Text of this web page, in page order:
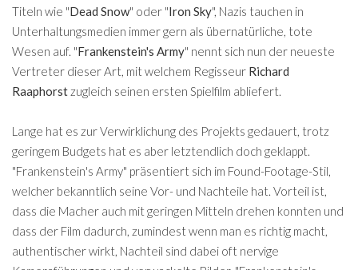
Titeln wie "Dead Snow" oder "Iron Sky", Nazis tauchen in
Unterhaltungsmedien immer gern als übernatürliche, tote
Wesen auf. "Frankenstein's Army" nennt sich nun der neueste
Vertreter dieser Art, mit welchem Regisseur Richard
Raaphorstzugleich seinen ersten Spielfilm abliefert.
Lange hat es zur Verwirklichung des Projekts gedauert, trotz
geringem Budgets hat es aber letztendlich doch geklappt.
"Frankenstein's Army" präsentiert sich im Found-Footage-Stil,
welcher bekanntlich seine Vor- und Nachteile hat. Vorteil ist,
dass die Macher auch mit geringen Mitteln drehen konnten und
dass der Film dadurch, zumindest wenn man es richtig macht,
authentischer wirkt, Nachteil sind dabei oft nervige